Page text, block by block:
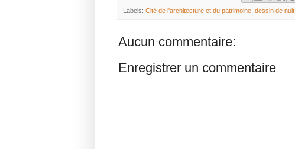
Labels: Cité de l'architecture et du patrimoine dessin de nuit
Aucun commentaire:
Enregistrer un commentaire